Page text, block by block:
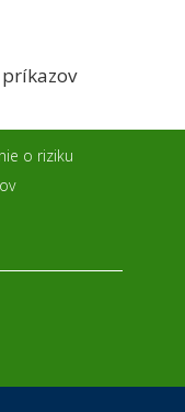
o riziku